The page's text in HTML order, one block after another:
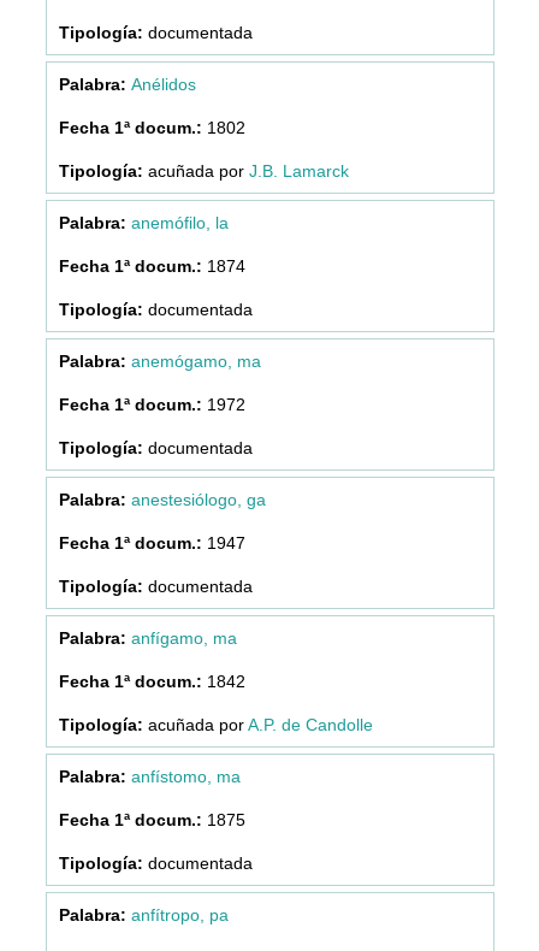
documentada
Anélidos
1802
acuñada por J.B. Lamarck
anemófilo, la
1874
documentada
anemógamo, ma
1972
documentada
anestesiólogo, ga
1947
documentada
anfígamo, ma
1842
acuñada porA.P. de Candolle
anfístomo, ma
1875
documentada
anfítropo, pa